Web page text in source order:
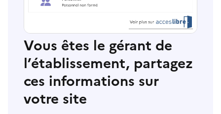
Vous êtes le gérant de
l’établissement, partagez
ces informations sur
votre site